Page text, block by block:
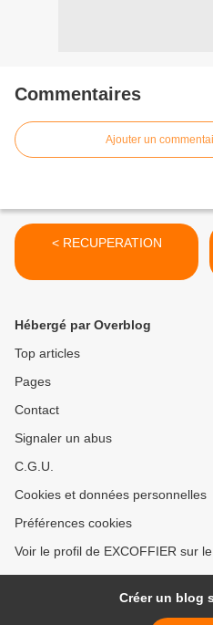
Commentaires
Ajouter un
< RECUPERATION
Hébergé par Overblog
Top articles
Pages
Contact
Signaler un abus
C.G.U.
Cookies et données personnelles
Préférences cookies
Voir le profil de EXCOFFIER sur
Créer un blog